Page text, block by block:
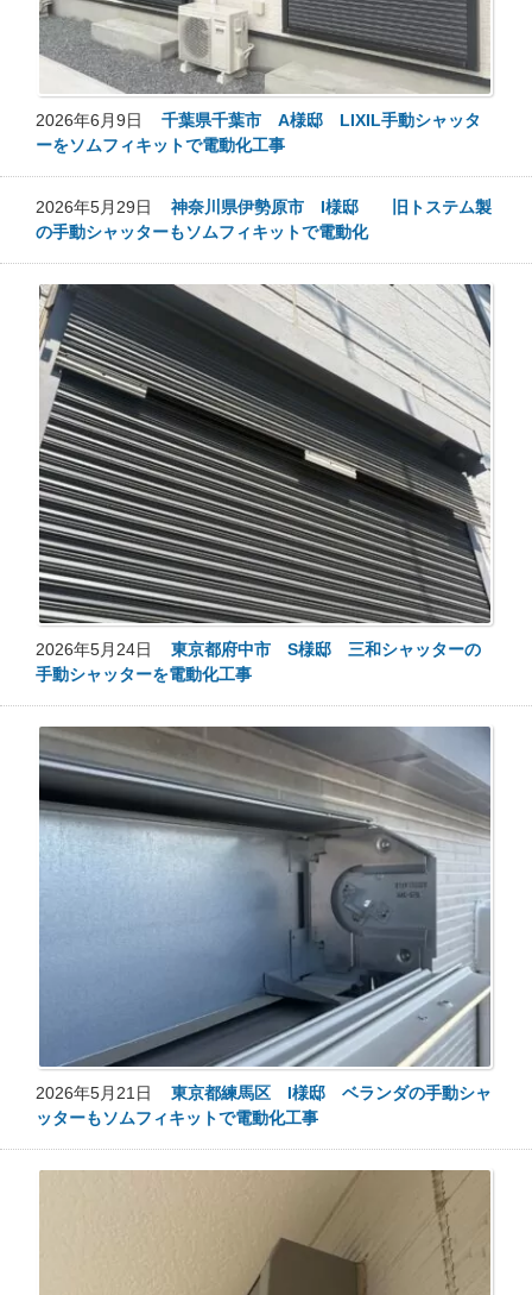
2026年6月9日 千葉県千葉市 A様邸 LIXIL手動シャッタ
ーをソムフィキットで電動化工事
2026年5月29日 神奈川県伊勢原市 I様邸 旧トステム製
の手動シャッターもソムフィキットで電動化
2026年5月24日 東京都府中市 S様邸 三和シャッターの
手動シャッターを電動化工事
2026年5月21日 東京都練馬区 I様邸 ベランダの手動シャ
ッターもソムフィキットで電動化工事